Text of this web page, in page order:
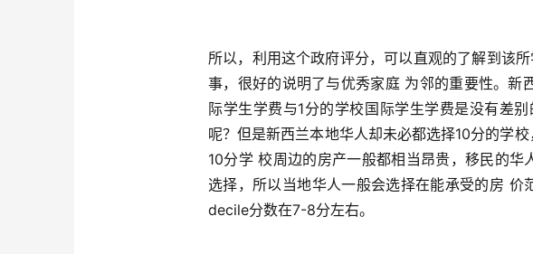
所以，利用这个政府评分，可以直观的了解到该
事，很好的说明了与优秀家庭 为邻的重要性。新
际学生学费与1分的学校国际学生学费是没有差
呢？但是新西兰本地华人却未必都选择10分的学
10分学 校周边的房产一般都相当昂贵，移民的
选择，所以当地华人一般会选择在能承受的房
decile分数在7-8分左右。